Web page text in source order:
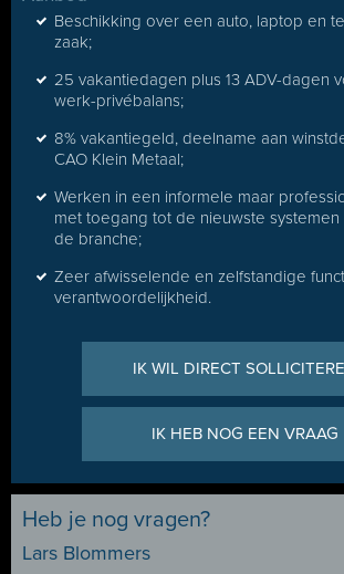
Beschikking over een auto, laptop en
zaak;
25 vakantiedagen plus 13 ADV-dagen
werk-privébalans;
8% vakantiegeld, deelname aan
CAO Klein Metaal;
Werken in een informele maar
met toegang tot de nieuwste
de branche;
Zeer afwisselende en zelfstandige
verantwoordelijkheid.
IK WIL DIRECT
IK HEB NOG EEN VRAAG
Heb je nog vragen?
Lars Blommers